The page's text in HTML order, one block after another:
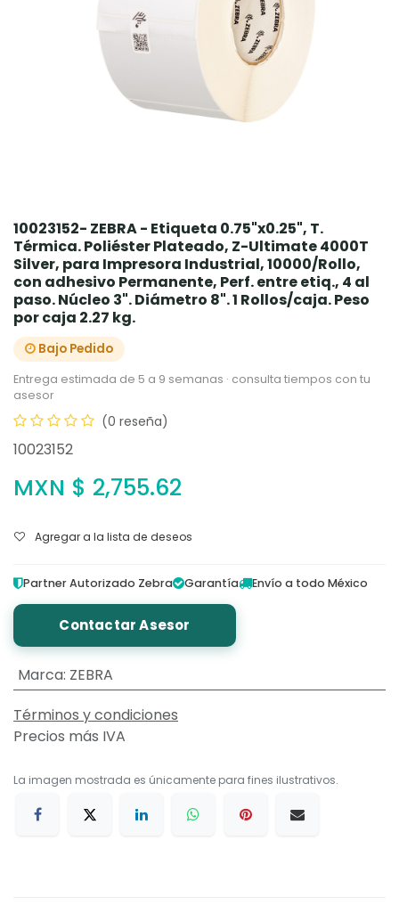
10023152- ZEBRA - Etiqueta 0.75"x0.25", T.
Térmica. Poliéster Plateado, Z-Ultimate 4000T
Silver, para Impresora Industrial, 10000/Rollo,
con adhesivo Permanente, Perf. entre etiq., 4 al
paso. Núcleo 3". Diámetro 8". 1 Rollos/caja. Peso
por caja 2.27 kg.
Bajo Pedido
Entrega estimada de 5 a 9 semanas · consulta tiempos con tu
asesor
(0 reseña)
10023152
MXN $ 2,755.62
Agregar a la lista de deseos
Partner Autorizado Zebra Garantía Envío a todo México
Contactar Asesor
Marca: ZEBRA
Términos y condiciones
Precios más IVA
La imagen mostrada es únicamente para fines ilustrativos.